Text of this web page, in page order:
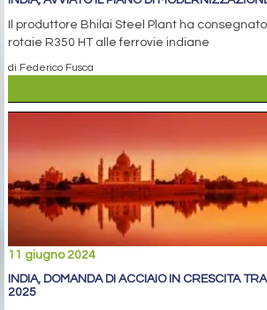
Il produttore Bhilai Steel Plant ha
rotaie R350 HT alle ferrovie indiane
di Federico Fusca
11 giugno 2024
INDIA, DOMANDA DI ACCIAIO IN CRESCITA
2025